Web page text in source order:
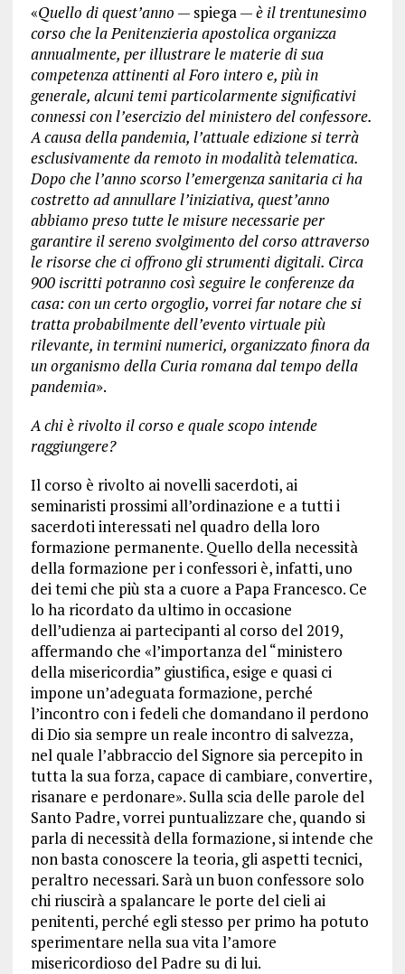
«Quello di quest’anno — spiega —è il trentunesimo
corso che la Penitenzieria apostolica organizza
annualmente, per illustrare le materie di sua
competenza attinenti al Foro intero e, più in
generale, alcuni temi particolarmente significativi
connessi con l’esercizio del ministero del confessore.
A causa della pandemia, l’attuale edizione si terrà
esclusivamente da remoto in modalità telematica.
Dopo che l’anno scorso l’emergenza sanitaria ci ha
costretto ad annullare l’iniziativa, quest’anno
abbiamo preso tutte le misure necessarie per
garantire il sereno svolgimento del corso attraverso
le risorse che ci offrono gli strumenti digitali. Circa
900 iscritti potranno così seguire le conferenze da
casa: con un certo orgoglio, vorrei far notare che si
tratta probabilmente dell’evento virtuale più
rilevante, in termini numerici, organizzato finora da
un organismo della Curia romana dal tempo della
pandemia».
A chi è rivolto il corso e quale scopo intende
raggiungere?
Il corso è rivolto ai novelli sacerdoti, ai
seminaristi prossimi all’ordinazione e a tutti i
sacerdoti interessati nel quadro della loro
formazione permanente. Quello della necessità
della formazione per i confessori è, infatti, uno
dei temi che più sta a cuore a Papa Francesco. Ce
lo ha ricordato da ultimo in occasione
dell’udienza ai partecipanti al corso del 2019,
affermando che «l’importanza del “ministero
della misericordia” giustifica, esige e quasi ci
impone un’adeguata formazione, perché
l’incontro con i fedeli che domandano il perdono
di Dio sia sempre un reale incontro di salvezza,
nel quale l’abbraccio del Signore sia percepito in
tutta la sua forza, capace di cambiare, convertire,
risanare e perdonare». Sulla scia delle parole del
Santo Padre, vorrei puntualizzare che, quando si
parla di necessità della formazione, si intende che
non basta conoscere la teoria, gli aspetti tecnici,
peraltro necessari. Sarà un buon confessore solo
chi riuscirà a spalancare le porte del cieli ai
penitenti, perché egli stesso per primo ha potuto
sperimentare nella sua vita l’amore
misericordioso del Padre su di lui.